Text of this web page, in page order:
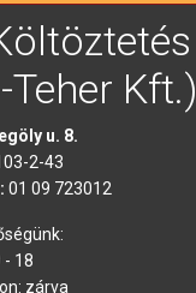
Kft.)
u. 8.
2-43
01 09 723012
18
zárva